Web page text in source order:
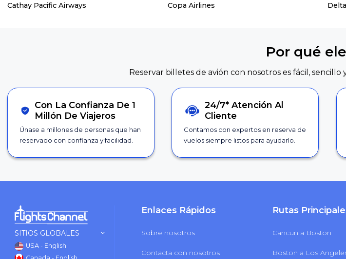
Cathay Pacific Airways
Copa Airlines
Por qué
Reservar billetes de avión con nosotros es fácil,
Con La Confianza De 1
Millón De Viajeros
Únase a millones de personas que han
reservado con confianza y facilidad.
24/7*Atención Al
Cliente
Contamos con expertos en reserva de
vuelos siempre listos para ayudarlo.
SITIOS GLOBALES
USA - English
Enlaces Rápidos
Sobre nosotros
Contacta con nosotros
Rutas
Cancun a Boston
Boston a Los